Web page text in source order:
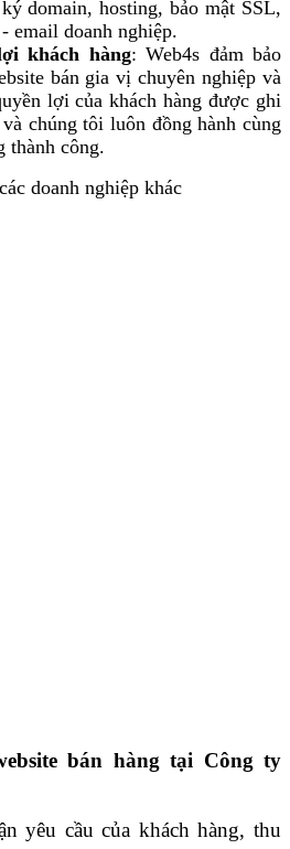
domain, hosting, bảo mật SSL,
email doanh nghiệp.
khách hàng: Web4s đảm bảo
bán gia vị chuyên nghiệp và
lợi của khách hàng được ghi
chúng tôi luôn đồng hành cùng
thành công.
bán hàng tại Công ty
yêu cầu của khách hàng, thu